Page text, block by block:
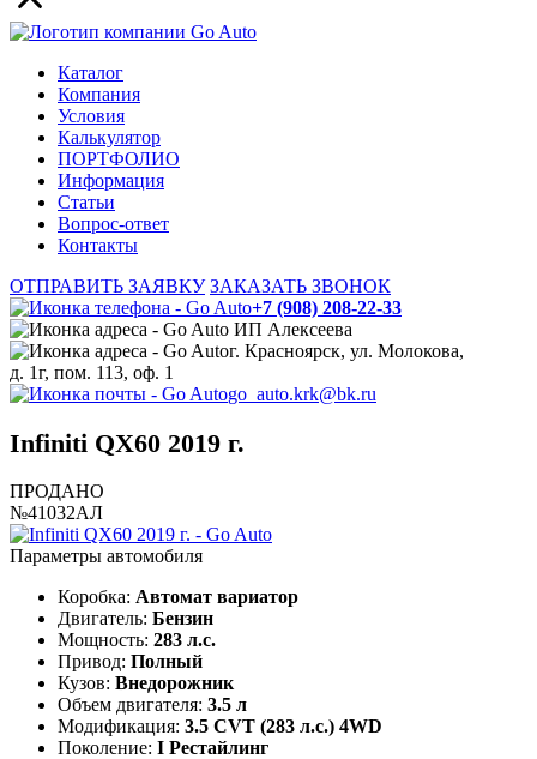
Каталог
Компания
Условия
Калькулятор
ПОРТФОЛИО
Информация
Статьи
Вопрос-ответ
Контакты
ОТПРАВИТЬ ЗАЯВКУ ЗАКАЗАТЬ ЗВОНОК
+7 (908) 208-22-33
ИП Алексеева
г. Красноярск, ул. Молокова,
д. 1г, пом. 113, оф. 1
go_auto.krk@bk.ru
Infiniti QX60 2019 г.
ПРОДАНО
№41032АЛ
Параметры автомобиля
Коробка: Автомат вариатор
Двигатель: Бензин
Мощность: 283 л.с.
Привод: Полный
Кузов: Внедорожник
Объем двигателя: 3.5 л
Модификация: 3.5 CVT (283 л.с.) 4WD
Поколение: I Рестайлинг